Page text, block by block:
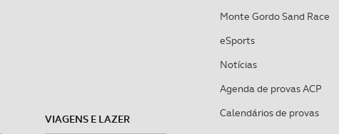
VIAGENS E LAZER
Monte Gordo Sand Race
eSports
Notícias
Agenda de provas ACP
Calendários de provas